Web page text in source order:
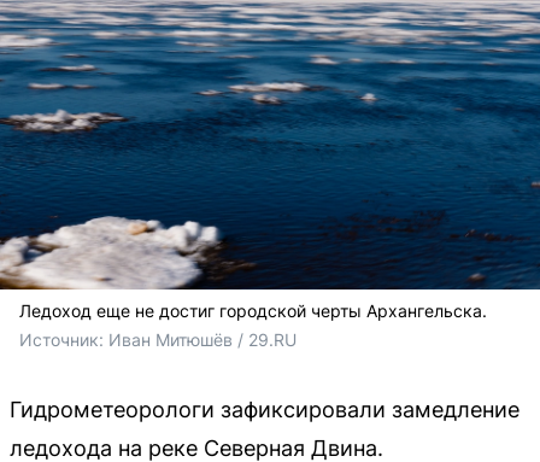
Ледоход еще не достиг городской черты Архангельска.
Источник: Иван Митюшёв / 29.RU
Гидрометеорологи зафиксировали замедление
ледохода на реке Северная Двина.